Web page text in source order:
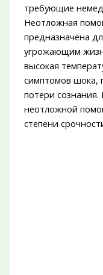
требующие
Неотложная
предназначена
угрожающим
высокая
симптомов шока,
потери
неотложной
степени